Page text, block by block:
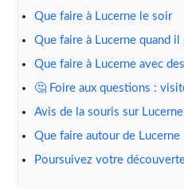
Que faire à Lucerne le soir
Que faire à Lucerne quand il
Que faire à Lucerne avec
🤔 Foire aux questions :
Avis de la souris sur
Que faire autour de Lucerne
Poursuivez votre